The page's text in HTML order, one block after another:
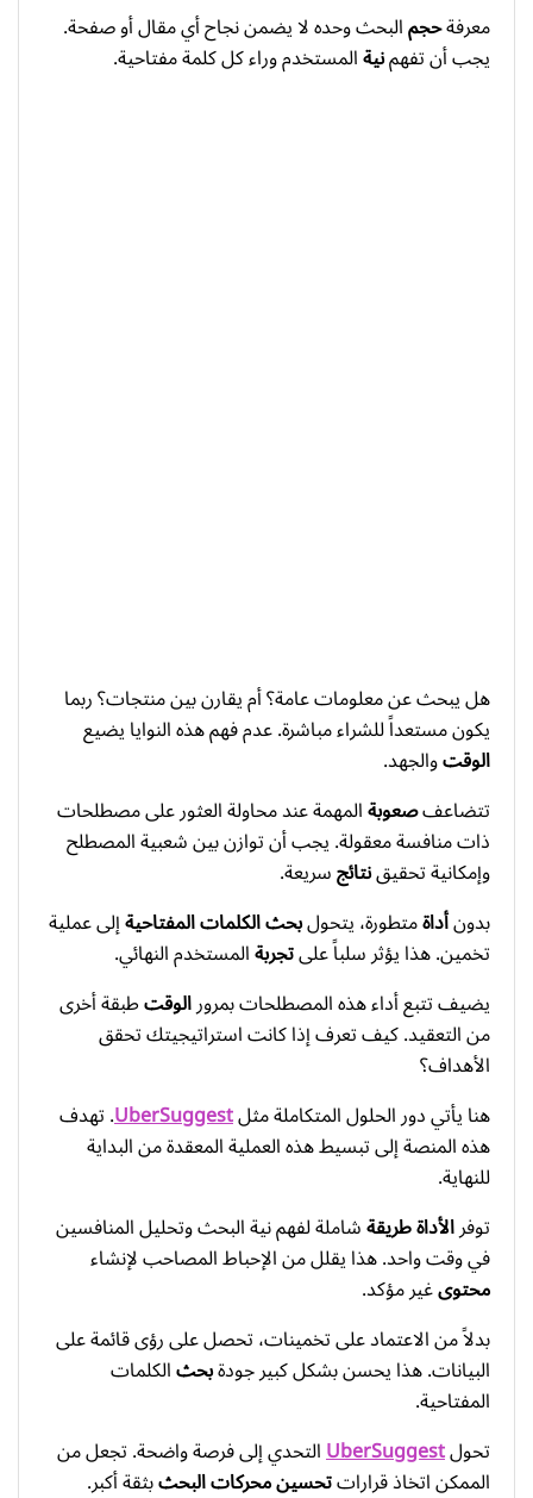
معرفةحجمالبحث وحده لا يضمن نجاح أي مقال أو صفحة.
يجب أن تفهمنيةالمستخدم وراء كل كلمة مفتاحية.
هل يبحث عن معلومات عامة؟ أم يقارن بين منتجات؟ ربما
يكون مستعداً للشراء مباشرة. عدم فهم هذه النوايا يضيع
الوقتوالجهد.
تتضاعفصعوبةالمهمة عند محاولة العثور على مصطلحات
ذات منافسة معقولة. يجب أن توازن بين شعبية المصطلح
وإمكانية تحقيقنتائجسريعة.
بدونأداةمتطورة، يتحولبحث الكلمات المفتاحيةإلى عملية
تخمين. هذا يؤثر سلباً علىتجربةالمستخدم النهائي.
يضيف تتبع أداء هذه المصطلحات بمرورالوقتطبقة أخرى
من التعقيد. كيف تعرف إذا كانت استراتيجيتك تحقق
الأهداف؟
هنا يأتي دور الحلول المتكاملة مثلUberSuggest. تهدف
هذه المنصة إلى تبسيط هذه العملية المعقدة من البداية
للنهاية.
توفرالأداةطريقةشاملة لفهم نية البحث وتحليل المنافسين
في وقت واحد. هذا يقلل من الإحباط المصاحب لإنشاء
محتوىغير مؤكد.
بدلاً من الاعتماد على تخمينات، تحصل على رؤى قائمة على
البيانات. هذا يحسن بشكل كبير جودةبحثالكلمات
المفتاحية.
تحولUberSuggestالتحدي إلى فرصة واضحة. تجعل من
الممكن اتخاذ قراراتتحسين محركات البحثبثقة أكبر.